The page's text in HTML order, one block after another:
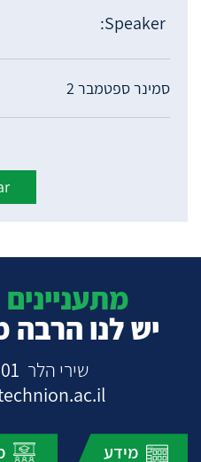
Speaker:
סמינר ספטמבר 2
יש לנו
שירי הלר
מידע